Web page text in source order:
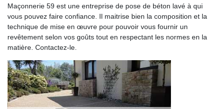
Maçonnerie 59 est une entreprise de pose de béton lavé à qui
vous pouvez faire confiance. Il maitrise bien la composition et la
technique de mise en œuvre pour pouvoir vous fournir un
revêtement selon vos goûts tout en respectant les normes en la
matière. Contactez-le.